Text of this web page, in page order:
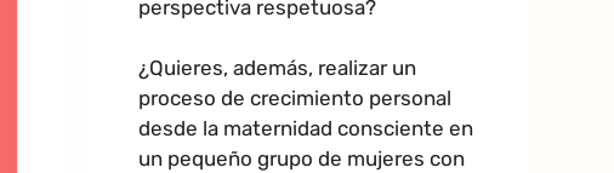
perspectiva respetuosa?
¿Quieres, además, realizar un
proceso de crecimiento personal
desde la maternidad consciente en
un pequeño grupo de mujeres con